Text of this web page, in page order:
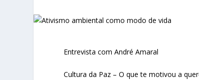
Entrevista com André Amaral
Cultura da Paz – O que te motivou a